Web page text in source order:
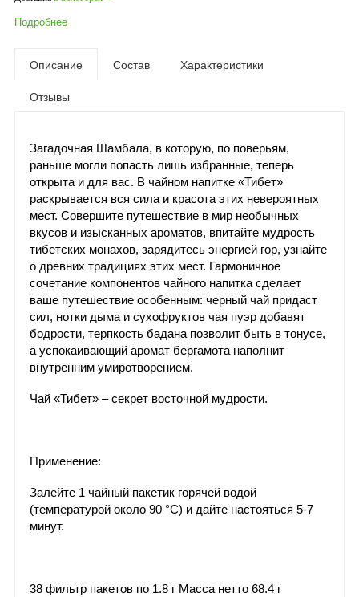
Подробнее
Описание Состав Характеристики
Отзывы
Загадочная Шамбала, в которую, по поверьям,
раньше могли попасть лишь избранные, теперь
открыта и для вас. В чайном напитке «Тибет»
раскрывается вся сила и красота этих невероятных
мест. Совершите путешествие в мир необычных
вкусов и изысканных ароматов, впитайте мудрость
тибетских монахов, зарядитесь энергией гор, узнайте
о древних традициях этих мест. Гармоничное
сочетание компонентов чайного напитка сделает
ваше путешествие особенным: черный чай придаст
сил, нотки дыма и сухофруктов чая пуэр добавят
бодрости, терпкость бадана позволит быть в тонусе,
а успокаивающий аромат бергамота наполнит
внутренним умиротворением.
Чай «Тибет» – секрет восточной мудрости.
Применение:
Залейте 1 чайный пакетик горячей водой
(температурой около 90 °C) и дайте настояться 5-7
минут.
38 фильтр пакетов по 1.8 г Масса нетто 68.4 г